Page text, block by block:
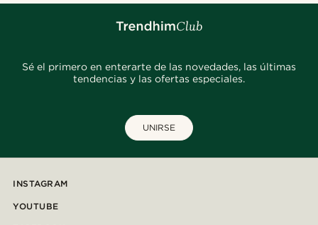
Sé el primero en enterarte de las novedades, las últimas
tendencias y las ofertas especiales.
UNIRSE
INSTAGRAM
YOUTUBE